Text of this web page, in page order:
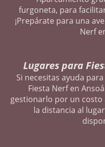
furgoneta, para
¡Prepárate para una
Nerf
Lugares para
Si necesitas ayuda
Fiesta Nerf en
gestionarlo por un costo
la distancia al